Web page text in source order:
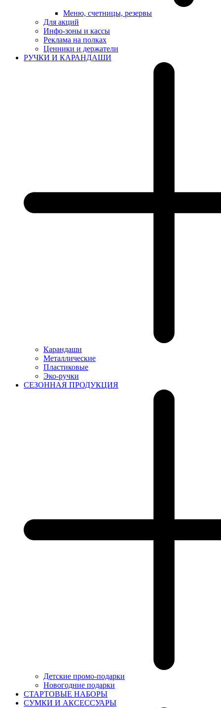
Меню, счетницы, резервы
Для акций
Инфо-зоны и кассы
Реклама на полках
Ценники и держатели
РУЧКИ И КАРАНДАШИ
Карандаши
Металлические
Пластиковые
Эко-ручки
СЕЗОННАЯ ПРОДУКЦИЯ
Детские промо-подарки
Новогодние подарки
СТАРТОВЫЕ НАБОРЫ
СУМКИ И АКСЕССУАРЫ